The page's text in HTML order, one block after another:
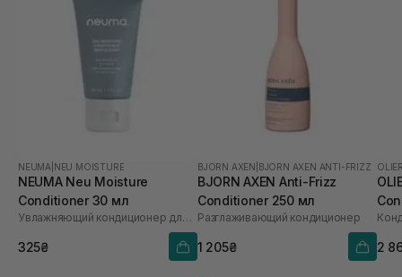
NEUMA NEU MOISTURE
NEUMA Neu Moisture
Conditioner 30 мл
Увлажняющий кондиционер для волос
325₴
BJORN AXEN BJORN AXEN ANTI-FRIZZ
BJORN AXEN Anti-Frizz
Conditioner 250 мл
Разглаживающий кондиционер
1 205₴ 2